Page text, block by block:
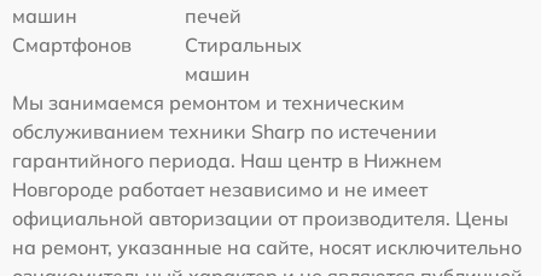
машин
печей
Смартфонов
Стиральных
машин
Мы занимаемся ремонтом и техническим
обслуживанием техники Sharp по истечении
гарантийного периода. Наш центр в Нижнем
Новгороде работает независимо и не имеет
официальной авторизации от производителя. Цены
на ремонт, указанные на сайте, носят исключительно